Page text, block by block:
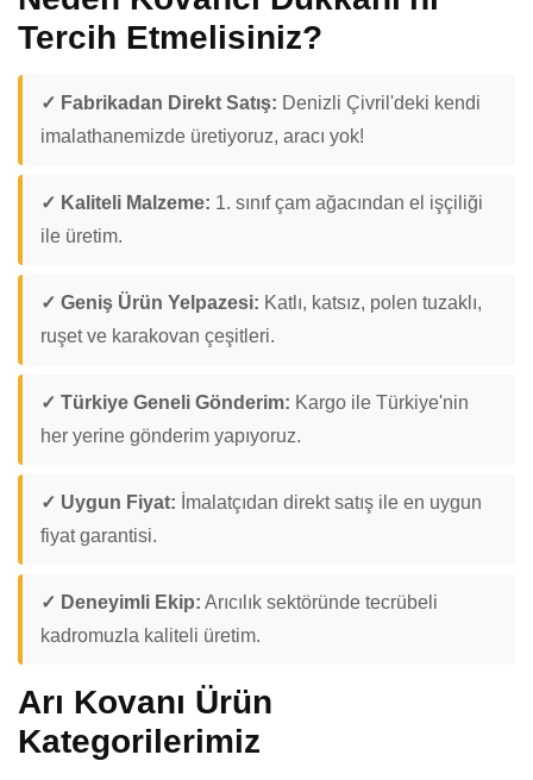
Tercih Etmelisiniz?
✓ Fabrikadan Direkt Satış: Denizli Çivril'deki kendi
imalathanemizde üretiyoruz, aracı yok!
✓ Kaliteli Malzeme: 1. sınıf çam ağacından el işçiliği
ile üretim.
✓ Geniş Ürün Yelpazesi: Katlı, katsız, polen tuzaklı,
ruşet ve karakovan çeşitleri.
✓ Türkiye Geneli Gönderim: Kargo ile Türkiye'nin
her yerine gönderim yapıyoruz.
✓ Uygun Fiyat: İmalatçıdan direkt satış ile en uygun
fiyat garantisi.
✓ Deneyimli Ekip: Arıcılık sektöründe tecrübeli
kadromuzla kaliteli üretim.
Arı Kovanı Ürün
Kategorilerimiz